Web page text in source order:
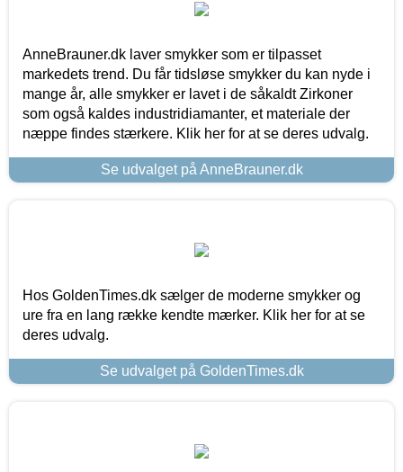
AnneBrauner.dk laver smykker som er tilpasset
markedets trend. Du får tidsløse smykker du kan nyde i
mange år, alle smykker er lavet i de såkaldt Zirkoner
som også kaldes industridiamanter, et materiale der
næppe findes stærkere. Klik her for at se deres udvalg.
Se udvalget på AnneBrauner.dk
Hos GoldenTimes.dk sælger de moderne smykker og
ure fra en lang række kendte mærker. Klik her for at se
deres udvalg.
Se udvalget på GoldenTimes.dk